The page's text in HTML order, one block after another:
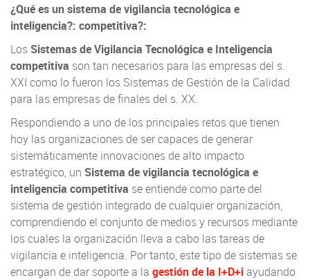
¿Qué es un sistema de vigilancia tecnológica e
inteligencia?: competitiva?:
Los Sistemas de Vigilancia Tecnológica e Inteligencia
competitiva son tan necesarios para las empresas del s.
XXI como lo fueron los Sistemas de Gestión de la Calidad
para las empresas de finales del s. XX.
Respondiendo a uno de los principales retos que tienen
hoy las organizaciones de ser capaces de generar
sistemáticamente innovaciones de alto impacto
estratégico, un Sistema de vigilancia tecnológica e
inteligencia competitiva se entiende como parte del
sistema de gestión integrado de cualquier organización,
comprendiendo el conjunto de medios y recursos mediante
los cuales la organización lleva a cabo las tareas de
vigilancia e inteligencia. Por tanto, este tipo de sistemas se
encargan de dar soporte a la gestión de la I+D+iayudando